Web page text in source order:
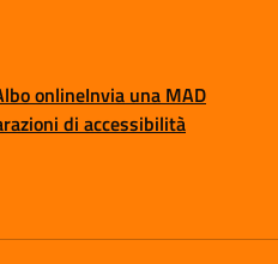
onlineInvia una MAD
di accessibilità